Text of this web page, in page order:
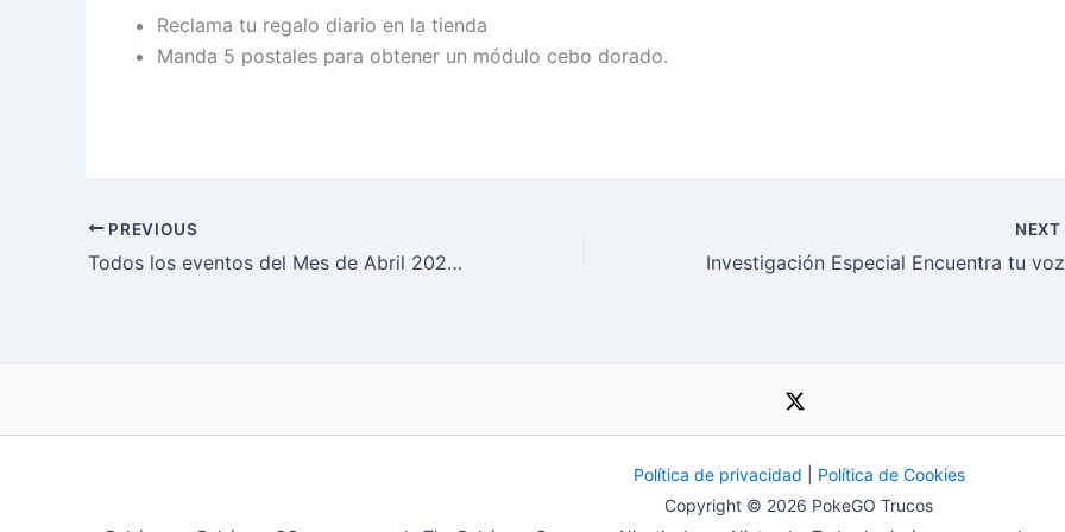
Reclama tu regalo diario en la tienda
Manda 5 postales para obtener un módulo cebo dorado.
PREVIOUS
Todos los eventos del Mes de Abril 2024 de Pokémon GO
NEXT
Política de privacidad
Política de Cookies
Copyright © 2026 PokeGO Trucos